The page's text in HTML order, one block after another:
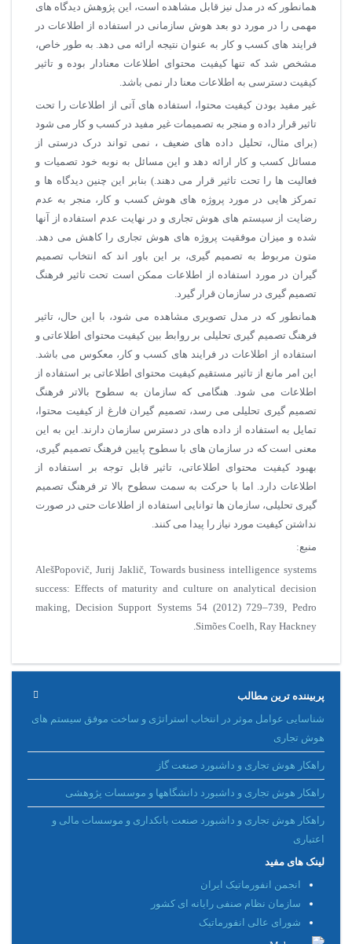
همانطور که در مدل نیز قابل مشاهده است، این پژوهش دیدگاه های
مهمی را در مورد دو بعد هوش سازمانی در استفاده از اطلاعات در
فرایند های کسب و کار به عنوان نتیجه ارائه می دهد. به طور خاص،
مشخص شد که تنها کیفیت محتوای اطلاعات معنادار بوده و تاثیر
کیفیت دسترسی به اطلاعات معنا دار نمی باشد.
غیر مفید بودن کیفیت محتوا، استفاده های آتی از اطلاعات را تحت
تاثیر قرار داده و منجر به تصمیمات غیر مفید در کسب و کار می شود
(برای مثال، تحلیل داده های ضعیف ، نمی تواند درک درستی از
مسائل کسب و کار ارائه دهد و این مسائل به نوبه خود تصمیات و
فعالیت ها را تحت تاثیر قرار می دهند.) بنابر این چنین دیدگاه ها و
تمرکز هایی در مورد پروژه های هوش کسب و کار، منجر به عدم
رضایت از سیستم های هوش تجاری و در نهایت عدم استفاده از آنها
شده و میزان موفقیت پروژه های هوش تجاری را کاهش می دهد.
متون مربوط به تصمیم گیری، بر این باور اند که انتخاب تصمیم
گیران در مورد استفاده از اطلاعات ممکن است تحت تاثیر فرهنگ
تصمیم گیری در سازمان قرار گیرد.
همانطور که در مدل تصویری مشاهده می شود، با این حال، تاثیر
فرهنگ تصمیم گیری تحلیلی بر روابط بین کیفیت محتوای اطلاعاتی و
استفاده از اطلاعات در فرایند های کسب و کار، معکوس می باشد.
این امر مانع از تاثیر مستقیم کیفیت محتوای اطلاعاتی بر استفاده از
اطلاعات می شود. هنگامی که سازمان به سطوح بالاتر فرهنگ
تصمیم گیری تحلیلی می رسد، تصمیم گیران فارغ از کیفیت محتوا،
تمایل به استفاده از داده های در دسترس سازمان دارند. این به این
معنی است که در سازمان های با سطوح پایین فرهنگ تصمیم گیری،
بهبود کیفیت محتوای اطلاعاتی، تاثیر قابل توجه بر استفاده از
اطلاعات دارد. اما با حرکت به سمت سطوح بالا تر فرهنگ تصمیم
گیری تحلیلی، سازمان ها توانایی استفاده از اطلاعات حتی در صورت
نداشتن کیفیت مورد نیاز را پیدا می کنند.
منبع:
AlešPopovič, Jurij Jaklič, Towards business intelligence systems
success: Effects of maturity and culture on analytical decision
making, Decision Support Systems 54 (2012) 729–739, Pedro
Simões Coelh, Ray Hackney.
پربیننده ترین مطالب
شناسایی عوامل موثر در انتخاب استراتژی و ساخت موفق سیستم های
هوش تجاری
راهکار هوش تجاری و داشبورد صنعت گاز
راهکار هوش تجاری و داشبورد دانشگاهها و موسسات پژوهشی
راهکار هوش تجاری و داشبورد صنعت بانکداری و موسسات مالی و
اعتباری
لینک های مفید
انجمن انفورماتیک ایران
سازمان نظام صنفی رایانه ای کشور
شورای عالی انفورماتیک